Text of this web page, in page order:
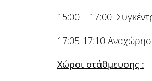
15:00 – 17:00
17:05-17:10
Χώροι στάθμευσης :